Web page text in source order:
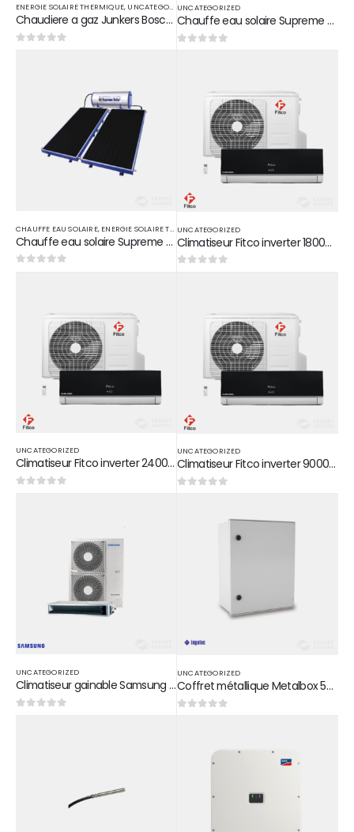
ENERGIE SOLAIRE THERMIQUE, UNCATEGORIZED
Chaudiere a gaz Junkers Bosch 24 kw
UNCATEGORIZED
Chauffe eau solaire Supreme Solar 200L
CHAUFFE EAU SOLAIRE, ENERGIE SOLAIRE THERMIQUE ,UNCATEGORIZED
Chauffe eau solaire Supreme Solar 300L
UNCATEGORIZED
Climatiseur Fitco inverter 18000 Btu/h
UNCATEGORIZED
Climatiseur Fitco inverter 24000 Btu/h
UNCATEGORIZED
Climatiseur Fitco inverter 9000 Btu/h
UNCATEGORIZED
Climatiseur gainable Samsung 48000 btu/H
UNCATEGORIZED
Coffret métallique Metalbox 500*400*260 CM5402635